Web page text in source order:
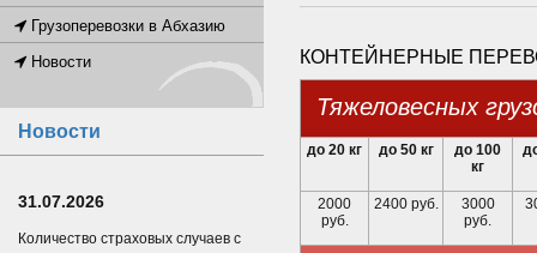
КОНТЕЙНЕРНЫЕ
Тяжеловесных
до 20 кг до 50 кг
до 100
кг
2000
руб.
2400 руб.
3000
руб.
Грузоперевозки в Абхазию
Новости
Новости
31.07.2026
Количество страховых случаев с